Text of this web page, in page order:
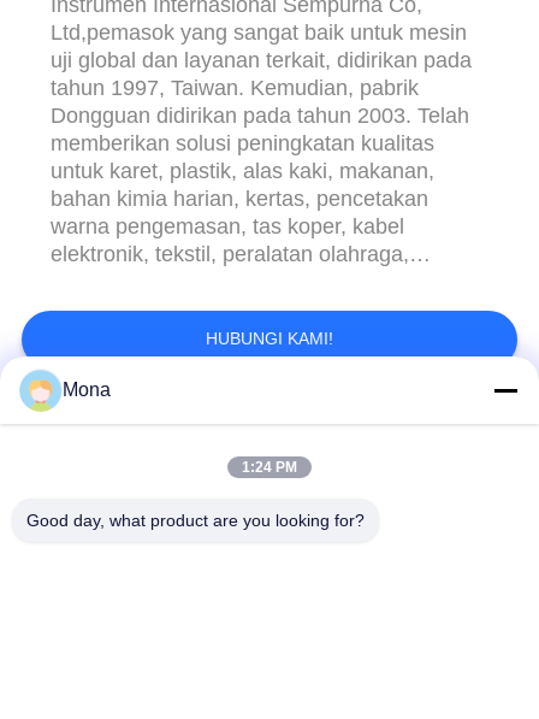
Ltd,pemasok yang sangat baik untuk mesin
uji global dan layanan terkait, didirikan pada
tahun 1997, Taiwan. Kemudian, pabrik
Dongguan didirikan pada tahun 2003. Telah
memberikan solusi peningkatan kualitas
untuk karet, plastik, alas kaki, makanan,
bahan kimia harian, kertas, pencetakan
warna pengemasan, tas koper, kabel
elektronik, tekstil, peralatan olahraga,
peralatan kantor, penerbangan,
kedirgantaraan, serta perguruan tinggi dan
universitas, lembaga penelitian dan
pelanggan lain dari bidang penelitian dan ...
HUBUNGI KAMI!
Bad Request
Mesin Uji
Universal mesin
Mona
1:24 PM
Good day, what product are you looking for?